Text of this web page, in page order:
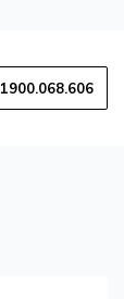
1900.068.606